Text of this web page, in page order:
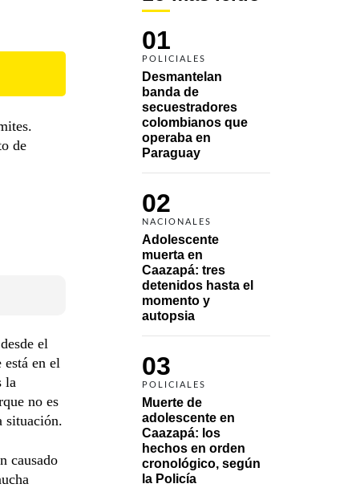
01
POLICIALES
Desmantelan
banda de
secuestradores
colombianos que
operaba en
Paraguay
02
NACIONALES
Adolescente
muerta en
Caazapá: tres
detenidos hasta el
momento y
autopsia
03
POLICIALES
Muerte de
adolescente en
Caazapá: los
hechos en orden
cronológico, según
la Policía
de
el
en el
la
no es
situación.
causado